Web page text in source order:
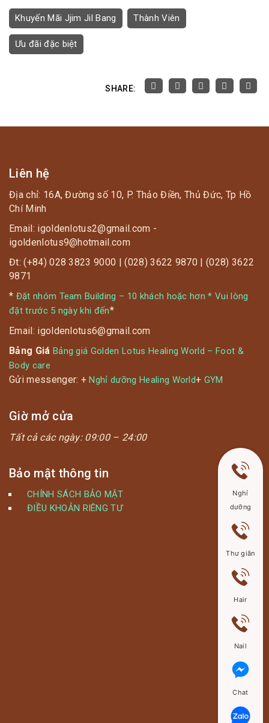
Khuyến Mãi Jjim Jil Bang Thành Viên
Ưu đãi đặc biệt
SHARE:
Liên hệ
Địa chỉ: 16A, Đường số 10, P. Thảo Điền, Thủ Đức, Tp Hồ
Chí Minh
Email: igoldenlotus2@gmail.com -
igoldenlotus9@hotmail.com
Đt: (+84) 028 3823 9000 | (028) 3622 9870 | (028) 3622
9871
* Đặt nhóm Team Building – 10 khách hoặc hơn * Vui lòng
đặt trước 5 ngày khi đến*
Email: igoldenlotus6@gmail.com
Bảng Giá Bảng giá Golden Lotus Healing World – Foot &
Body care
Gửi messenger: +Nghỉ dưỡng Healing World+ GYM
Giờ mở cửa
Tất cả các ngày: 09:00 – 24:00
Bảo mật thông tin
CHÍNH SÁCH BẢO MẬT
ĐIỀU KHOẢN RIÊNG TƯ
Nghỉ
dưỡng
Thư giãn
Hair
Nail
Chat